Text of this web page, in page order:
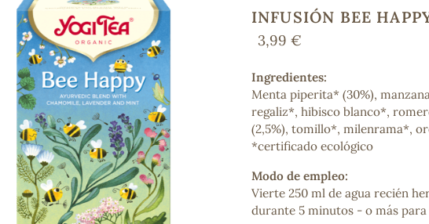
Control de peso
Extracto de plantas
Ácidos Grasos
Depurativos
Bienestar emocional
Jalea Real
Memoria
Hierro
Deporte
Digestivos
Circulatorio, colesterol y glucosa
Superalimentos
Proteína
INFUSIÓN BEE
3,99 €
Ingredientes:
Menta piperita* (30%),
regaliz*, hibisco blanco*,
(2,5%), tomillo*, milenrama*,
*certificado ecológico
Modo de empleo:
Vierte 250 ml de agua recién
durante 5 minutos - o más